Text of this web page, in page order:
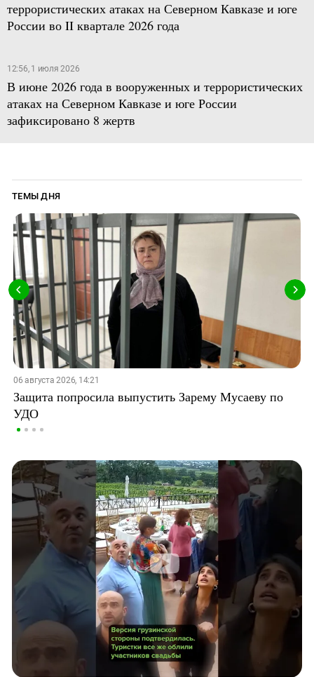
террористических атаках на Северном Кавказе и юге
России во II квартале 2026 года
12:56, 1 июля 2026
В июне 2026 года в вооруженных и террористических
атаках на Северном Кавказе и юге России
зафиксировано 8 жертв
ТЕМЫ ДНЯ
06 августа 2026, 14:21
Защита попросила выпустить Зарему Мусаеву по
УДО